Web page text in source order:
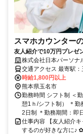
スマホカウンター
友人紹介で10万円プレゼ
カ』で働くチャンス!!社
株式会社日本パーソナ
交通アクセス 最寄駅：玉名駅 玉名駅から徒歩3分 ＜
可能！・ノルマなし・20
市、荒尾市、長洲町、
合志市、菊池市など周
すよ(^^)
時給1,800円以上
熊本県玉名市
勤務時間 シフト制 ＜
憩1ｈ/シフト制） ＊勤
2日制 ＊勤務期間：即
仕事内容 【友人紹介
するのが好きな方に♪